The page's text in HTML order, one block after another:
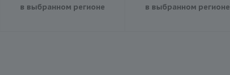
в выбранном регионе
в выбранном регионе